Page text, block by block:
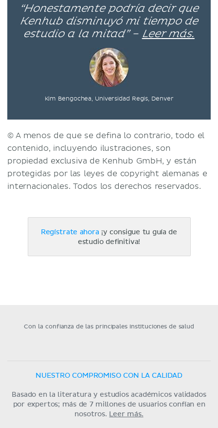
“Honestamente podría decir que
Kenhub disminuyó mi tiempo de
estudio a la mitad” – Leer más.
Kim Bengochea, Universidad Regis, Denver
© A menos de que se defina lo contrario, todo el
contenido, incluyendo ilustraciones, son
propiedad exclusiva de Kenhub GmbH, y están
protegidas por las leyes de copyright alemanas e
internacionales. Todos los derechos reservados.
Regístrate ahora ¡y consigue tu guía de
estudio definitiva!
Con la confianza de las principales instituciones de salud
NUESTRO COMPROMISO CON LA CALIDAD
Basado en la literatura y estudios académicos validados
por expertos; más de 7 millones de usuarios confían en
nosotros.
Leer más.